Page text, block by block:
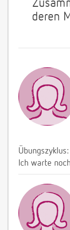
deren
Übungszyklus:
Ich warte